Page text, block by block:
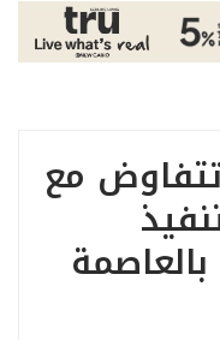
تتفاوض مع